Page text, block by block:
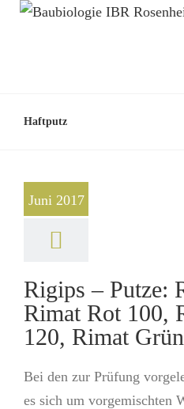
Haftputz
Juni 2017
Rigips – Putze:
Rimat Rot 100,
120, Rimat
Bei den zur Prüfung
es sich um vorgemischten